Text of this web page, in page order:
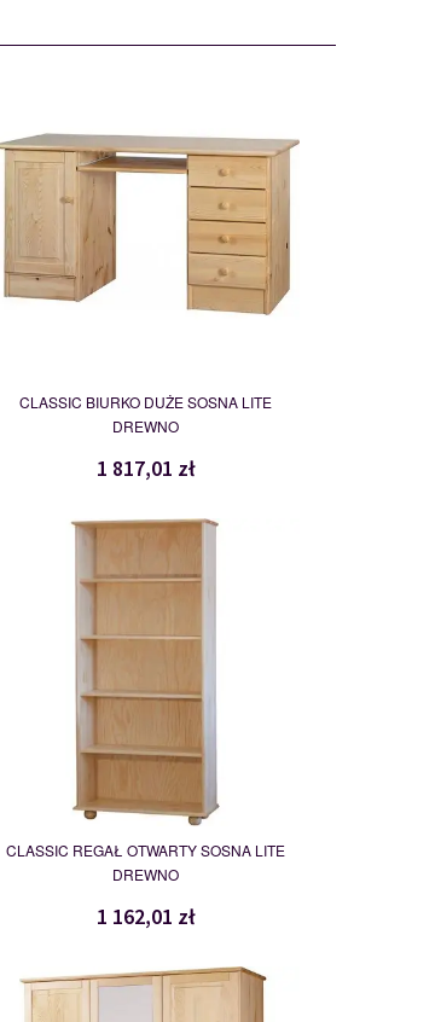
CLASSIC BIURKO DUŻE SOSNA LITE
DREWNO
1 817,01 zł
REGAŁ
109738
CLASSIC REGAŁ OTWARTY SOSNA LITE
DREWNO
1 162,01 zł
109776